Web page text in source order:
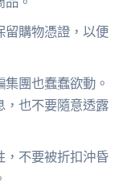
留購物憑證，以便
團也蠢蠢欲動。
，也不要隨意透露
，不要被折扣沖昏